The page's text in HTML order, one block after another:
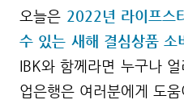
오늘은 2022년 라이프스
수 있는 새해 결심상품 소
IBK와 함께라면 누구나
업은행은 여러분에게 도